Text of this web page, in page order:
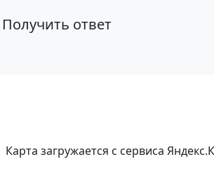
Получить ответ
Карта загружается с сервиса